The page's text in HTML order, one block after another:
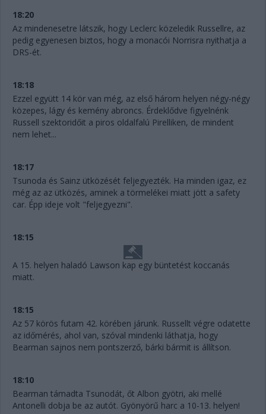
18:20
Az mindenesetre látszik, hogy Leclerc közeledik Russellre, az
pedig egyenesen biztos, hogy a monacói Norrisra nyithatja a
DRS-ét.
18:18
Ezzel együtt 14 kör van még, az első három helyen négy-négy
közepes, lágy és kemény abroncs. Érdeklődve figyelnénk
Russell szektoridőit a piros oldalfalú Pirelliken, de mindent
nem lehet...
18:17
Tsunoda és Sainz ütközését feljegyezték. Ha minden igaz, ez
még az az ütközés, aminek a törmelékei miatt jött a safety
car. Épp ideje volt "feljegyezni".
18:15
A 15. helyen haladó Lawson kap egy büntetést koccanás
miatt.
18:15
Az 57 körös futam 42. körében járunk. Russellt végre odatette
az időmérés, ahol van, szóval mindenki láthatja, hogy
Bearman sajnos nem pontszerző, bárki bármit is állítson.
18:10
Bearman támadta Tsunodát, őt Albon gyötri, aki mellé
Antonelli dobja be az autót. Gyönyörű harc a 10-13. helyen!